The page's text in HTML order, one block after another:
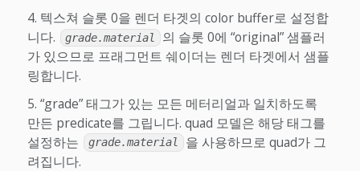
텍스쳐 슬롯 0을 렌더 타겟의 color buffer로 설정합
니다.
grade.material
의 슬롯 0에 “original” 샘플러
가 있으므로 프래그먼트 쉐이더는 렌더 타겟에서 샘플
링합니다.
“grade” 태그가 있는 모든 메터리얼과 일치하도록
만든 predicate를 그립니다. quad 모델은 해당 태그를
설정하는
grade.material
을 사용하므로 quad가 그
려집니다.